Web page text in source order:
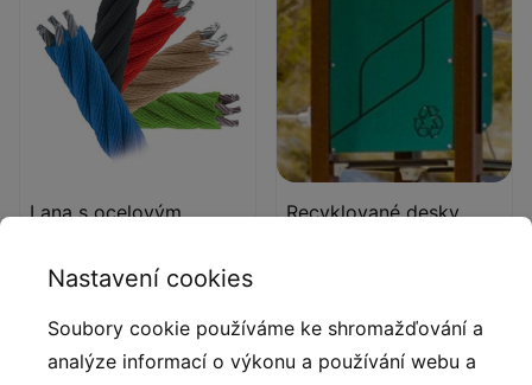
Lana s ocelovým
Polypropylenová lana s
a průměrem 16 mm.
Recyklované desky
odpadu, jako jsou rybářské
sítě, lana a vlečné sítě.
Nastavení cookies
Soubory cookie používáme ke shromažďování a
analýze informací o výkonu a používání webu a